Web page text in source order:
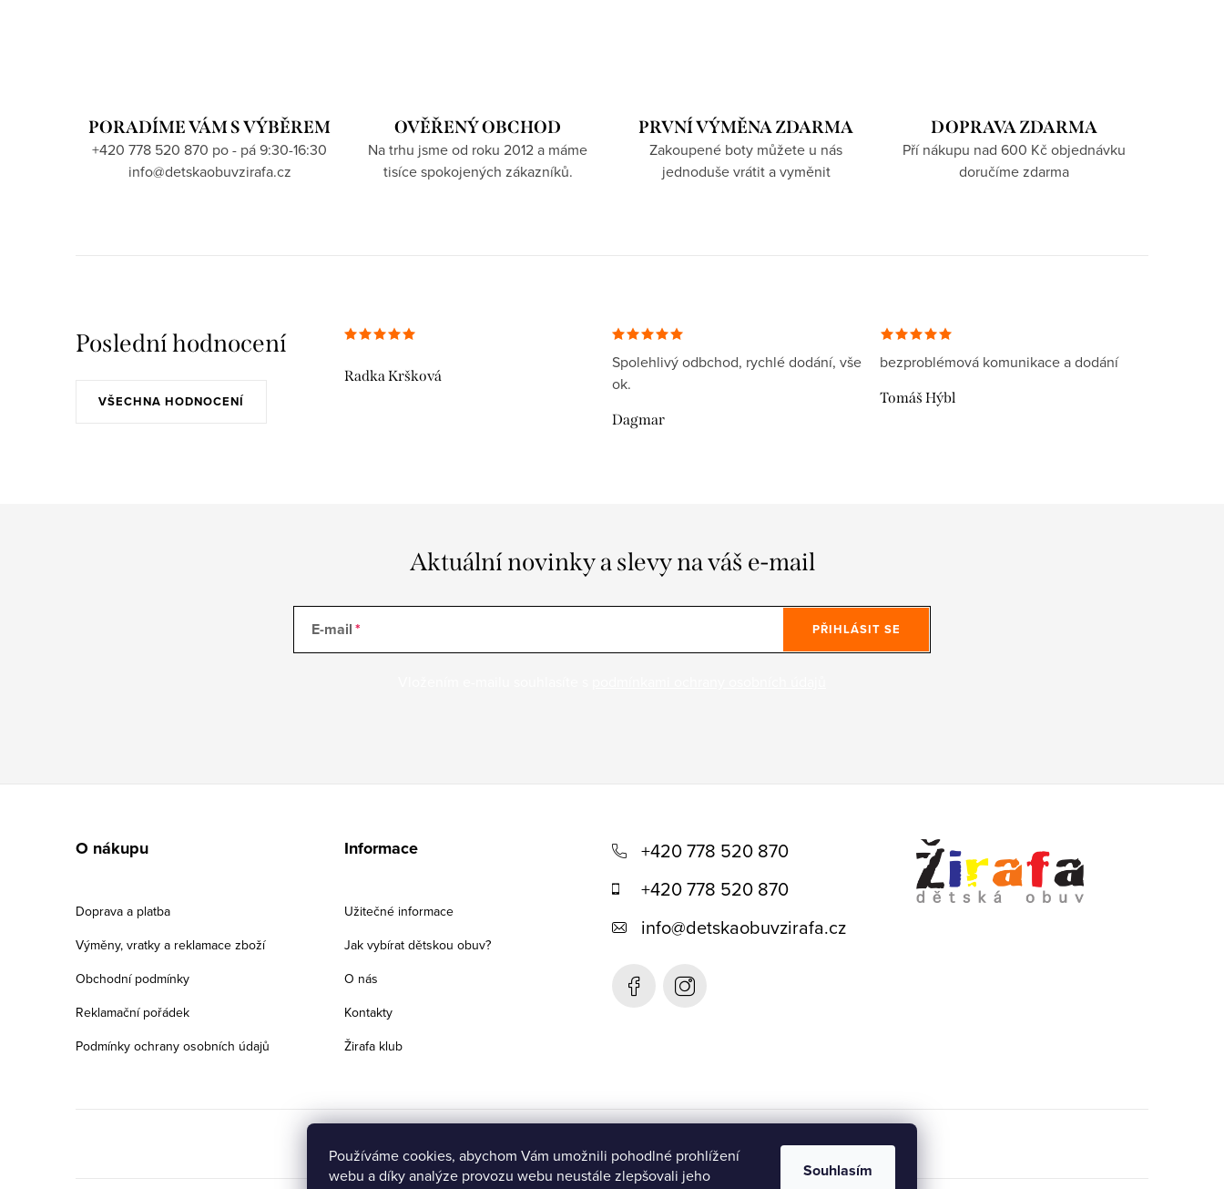
Používáme cookies, abychom Vám umožnili pohodlné prohlížení
webu a díky analýze provozu webu neustále zlepšovali jeho
Souhlasím
PORADÍME VÁM S VÝBĚREM
+420 778 520 870 po - pá 9:30-16:30
info@detskaobuvzirafa.cz
OVĚŘENÝ OBCHOD
Na trhu jsme od roku 2012 a máme
tisíce spokojených zákazníků.
PRVNÍ VÝMĚNA ZDARMA
Zakoupené boty můžete u nás
jednoduše vrátit a vyměnit
DOPRAVA ZDARMA
Pří nákupu nad 600 Kč objednávku
doručíme zdarma
Poslední hodnocení
VŠECHNA HODNOCENÍ
Radka Kršková
Spolehlivý odbchod, rychlé dodání, vše
ok.
Dagmar
bezproblémová komunikace a dodání
Tomáš Hýbl
Aktuální novinky a slevy na váš e-mail
E-mail PŘIHLÁSIT SE
O nákupu
Doprava a platba
Výměny, vratky a reklamace zboží
Obchodní podmínky
Reklamační pořádek
Podmínky ochrany osobních údajů
Informace
Užitečné informace
Jak vybírat dětskou obuv?
O nás
Kontakty
Žirafa klub
+420 778 520 870
+420 778 520 870
info@detskaobuvzirafa.cz